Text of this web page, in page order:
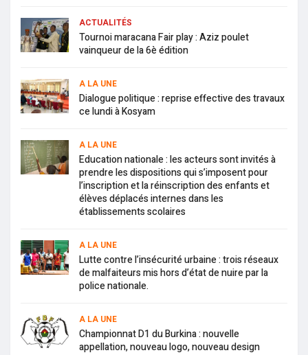
ACTUALITÉS
Tournoi maracana Fair play : Aziz poulet
vainqueur de la 6è édition
A LA UNE
Dialogue politique : reprise effective des travaux
ce lundi à Kosyam
A LA UNE
Education nationale : les acteurs sont invités à
prendre les dispositions qui s’imposent pour
l’inscription et la réinscription des enfants et
élèves déplacés internes dans les
établissements scolaires
A LA UNE
Lutte contre l’insécurité urbaine : trois réseaux
de malfaiteurs mis hors d’état de nuire par la
police nationale.
A LA UNE
Championnat D1 du Burkina : nouvelle
appellation, nouveau logo, nouveau design